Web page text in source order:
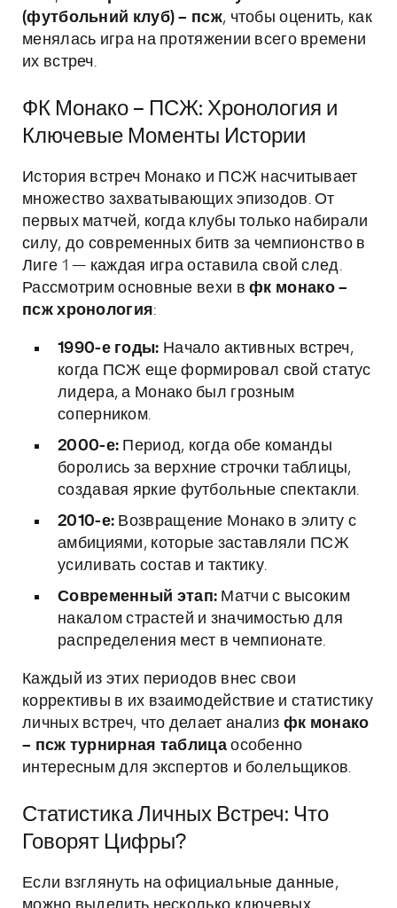
(футбольний клуб) – псж, чтобы оценить, как
менялась игра на протяжении всего времени
их встреч.
ФК Монако – ПСЖ: Хронология и
Ключевые Моменты Истории
История встреч Монако и ПСЖ насчитывает
множество захватывающих эпизодов. От
первых матчей, когда клубы только набирали
силу, до современных битв за чемпионство в
Лиге 1 — каждая игра оставила свой след.
Рассмотрим основные вехи вфк монако –
псж хронология:
1990-е годы: Начало активных встреч,
когда ПСЖ еще формировал свой статус
лидера, а Монако был грозным
соперником.
2000-е: Период, когда обе команды
боролись за верхние строчки таблицы,
создавая яркие футбольные спектакли.
2010-е: Возвращение Монако в элиту с
амбициями, которые заставляли ПСЖ
усиливать состав и тактику.
Современный этап: Матчи с высоким
накалом страстей и значимостью для
распределения мест в чемпионате.
Каждый из этих периодов внес свои
коррективы в их взаимодействие и статистику
личных встреч, что делает анализ фк монако
– псж турнирная таблицаособенно
интересным для экспертов и болельщиков.
Статистика Личных Встреч: Что
Говорят Цифры?
Если взглянуть на официальные данные,